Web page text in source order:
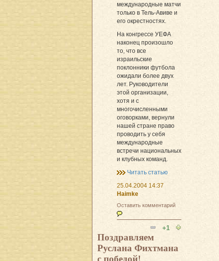
международные матчи
только в Тель-Авиве и
его окрестностях.
На конгрессе УЕФА
наконец произошло
то, что все
израильские
поклонники футбола
ожидали более двух
лет. Руководители
этой организации,
хотя и с
многочисленными
оговорками, вернули
нашей стране право
проводить у себя
международные
встречи национальных
и клубных команд.
Читать статью
25.04.2004 14:37
Haimke
Оставить комментарий
+1
Поздравляем
Руслана Фихтмана
с победой!